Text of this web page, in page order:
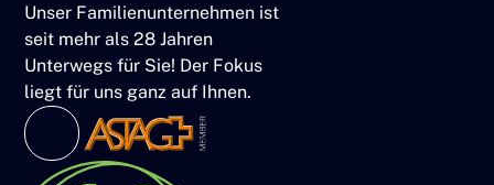
Unser Familienunternehmen ist
seit mehr als 28 Jahren
Unterwegs für Sie! Der Fokus
liegt für uns ganz auf Ihnen.